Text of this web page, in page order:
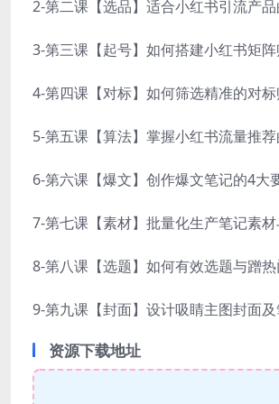
2-第二课【选品】适合小红书引流产
3-第三课【起号】如何搭建小红书矩
4-第四课【对标】如何筛选精准的对
5-第五课【算法】掌握小红书流量推
6-第六课【爆文】创作爆文笔记的4大
7-第七课【素材】批量化生产笔记素
8-第八课【选题】如何有效选题与蹭热
9-第九课【封面】设计吸睛主图封面
资源下载地址